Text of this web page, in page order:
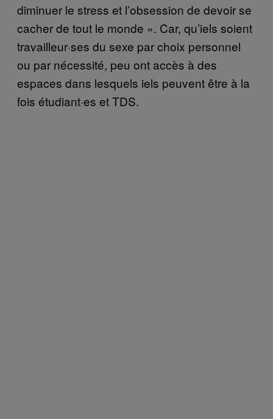
diminuer le stress et l’obsession de devoir se
cacher de tout le monde ». Car, qu’iels soient
travailleur·ses du sexe par choix personnel
ou par nécessité, peu ont accès à des
espaces dans lesquels iels peuvent être à la
fois étudiant·es et TDS.